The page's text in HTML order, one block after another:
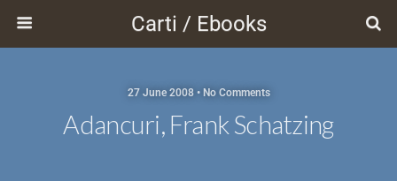
Carti / Ebooks
27 June 2008 • No Comments
Adancuri, Frank Schatzing